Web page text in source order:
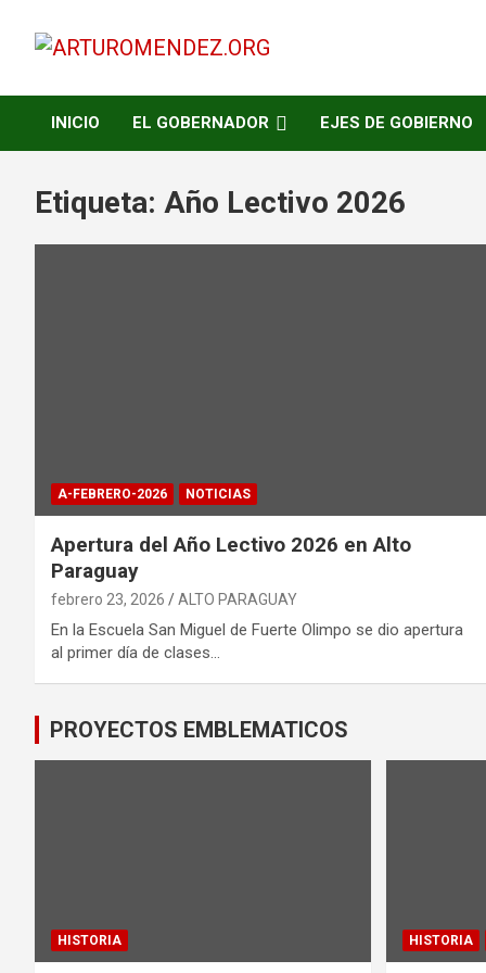
contenido
ARTUROMENDEZ.ORG
INICIO EL GOBERNADOR EJES DE GOBIERNO
Etiqueta: Año Lectivo 2026
A-FEBRERO-2026 NOTICIAS
Apertura del Año Lectivo 2026 en Alto
Paraguay
febrero 23, 2026 ALTO PARAGUAY
En la Escuela San Miguel de Fuerte Olimpo se dio apertura
al primer día de clases…
PROYECTOS EMBLEMATICOS
HISTORIA HISTORIA